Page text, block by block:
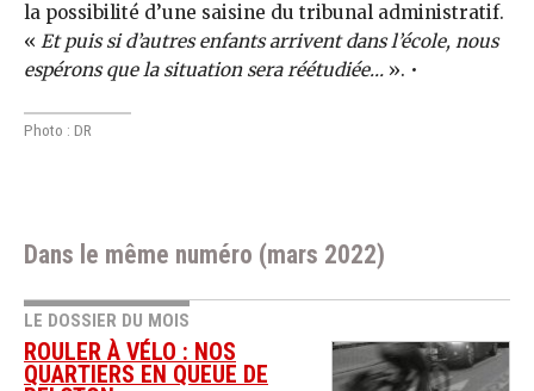
la possibilité d’une saisine du tribunal administratif.
« Et puis si d’autres enfants arrivent dans l’école, nous
espérons que la situation sera réétudiée… ». •
Photo : DR
Dans le même numéro (mars 2022)
LE DOSSIER DU MOIS
ROULER À VÉLO : NOS
QUARTIERS EN QUEUE DE